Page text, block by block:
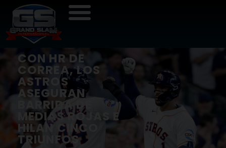
CON HR DE
CORREA, LOS
ASTROS
ASEGURAN
BARRIDA DE
MEDIAS ROJAS E
HILAN CINCO
TRIUNFOS